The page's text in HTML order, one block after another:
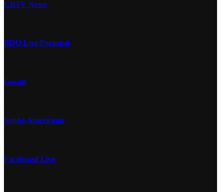
CBTV News
BDO Live Portugal
Gossip
Sonho Americano
Facebrasil Live